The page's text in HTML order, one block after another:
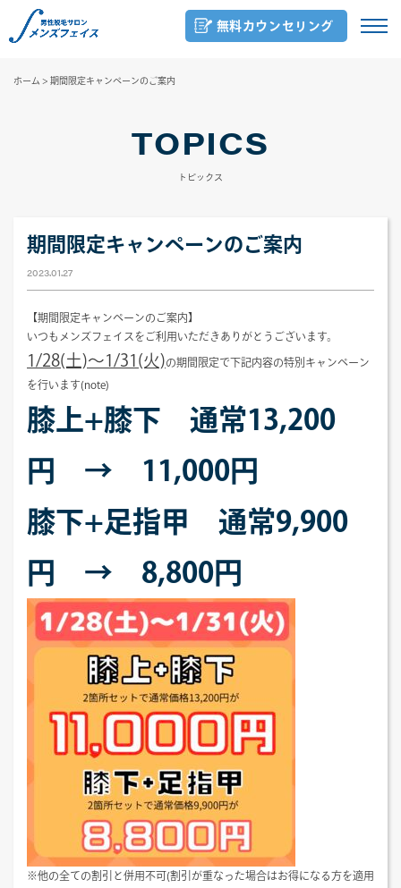
無料カウンセリング
ホーム > 期間限定キャンペーンのご案内
TOPICS
トピックス
期間限定キャンペーンのご案内
2023.01.27
【期間限定キャンペーンのご案内】
いつもメンズフェイスをご利用いただきありがとうございます。
1/28(土)～1/31(火)の期間限定で下記内容の特別キャンペーン
を行います(note)
膝上+膝下 通常13,200
円 → 11,000円
膝下+足指甲 通常9,900
円 → 8,800円
※他の全ての割引と併用不可(割引が重なった場合はお得になる方を適用